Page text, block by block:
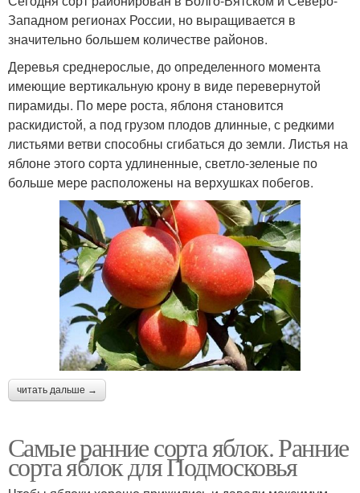
Канадские сорта Зимние сорта
Самоплодные сорта Новые сорта
Популярные сорта Летний сорт
Сочные сорта Подходящие сорта
Крупноплодные сорта
Летние яблоки
Сорта для
ленинградской области
Западном регионах России, но выращивается в
значительно большем количестве районов.
Деревья среднерослые, до определенного момента
имеющие вертикальную крону в виде перевернутой
пирамиды. По мере роста, яблоня становится
раскидистой, а под грузом плодов длинные, с редкими
листьями ветви способны сгибаться до земли. Листья на
яблоне этого сорта удлиненные, светло-зеленые по
больше мере расположены на верхушках побегов.
читать дальше →
Самые ранние сорта яблок. Ранние
сорта яблок для Подмосковья